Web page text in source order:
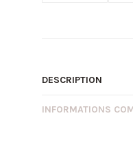
DESCRIPTION
INFORMATIONS